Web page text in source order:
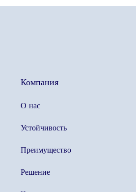
Компания
О нас
Устойчивость
Преимущество
Решение